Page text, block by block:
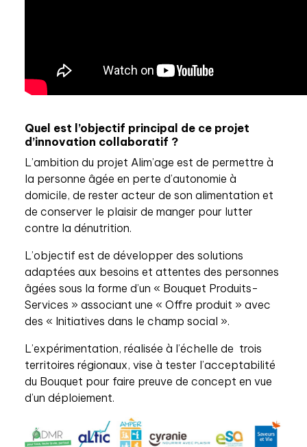
Quel est l’objectif principal de ce projet
d’innovation collaboratif ?
L’ambition du projet Alim’age est de permettre à
la personne âgée en perte d’autonomie à
domicile, de rester acteur de son alimentation et
de conserver le plaisir de manger pour lutter
contre la dénutrition.
L’objectif est de développer des solutions
adaptées aux besoins et attentes des personnes
âgées sous la forme d’un « Bouquet Produits-
Services » associant une « Offre produit » avec
des « Initiatives dans le champ social ».
L’expérimentation, réalisée à l’échelle de trois
territoires régionaux, vise à tester l’acceptabilité
du Bouquet pour faire preuve de concept en vue
d’un déploiement.